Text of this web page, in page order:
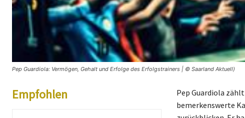
Pep Guardiola: Vermögen, Gehalt und Erfolge des Erfolgstrainers | © Saarland Aktuell)
Empfohlen
Pep Guardiola
bemerkenswerte